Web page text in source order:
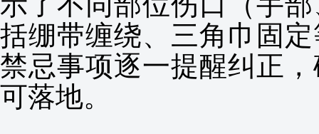
括绷带缠绕、三角巾固
禁忌事项逐一提醒纠正
可落地。